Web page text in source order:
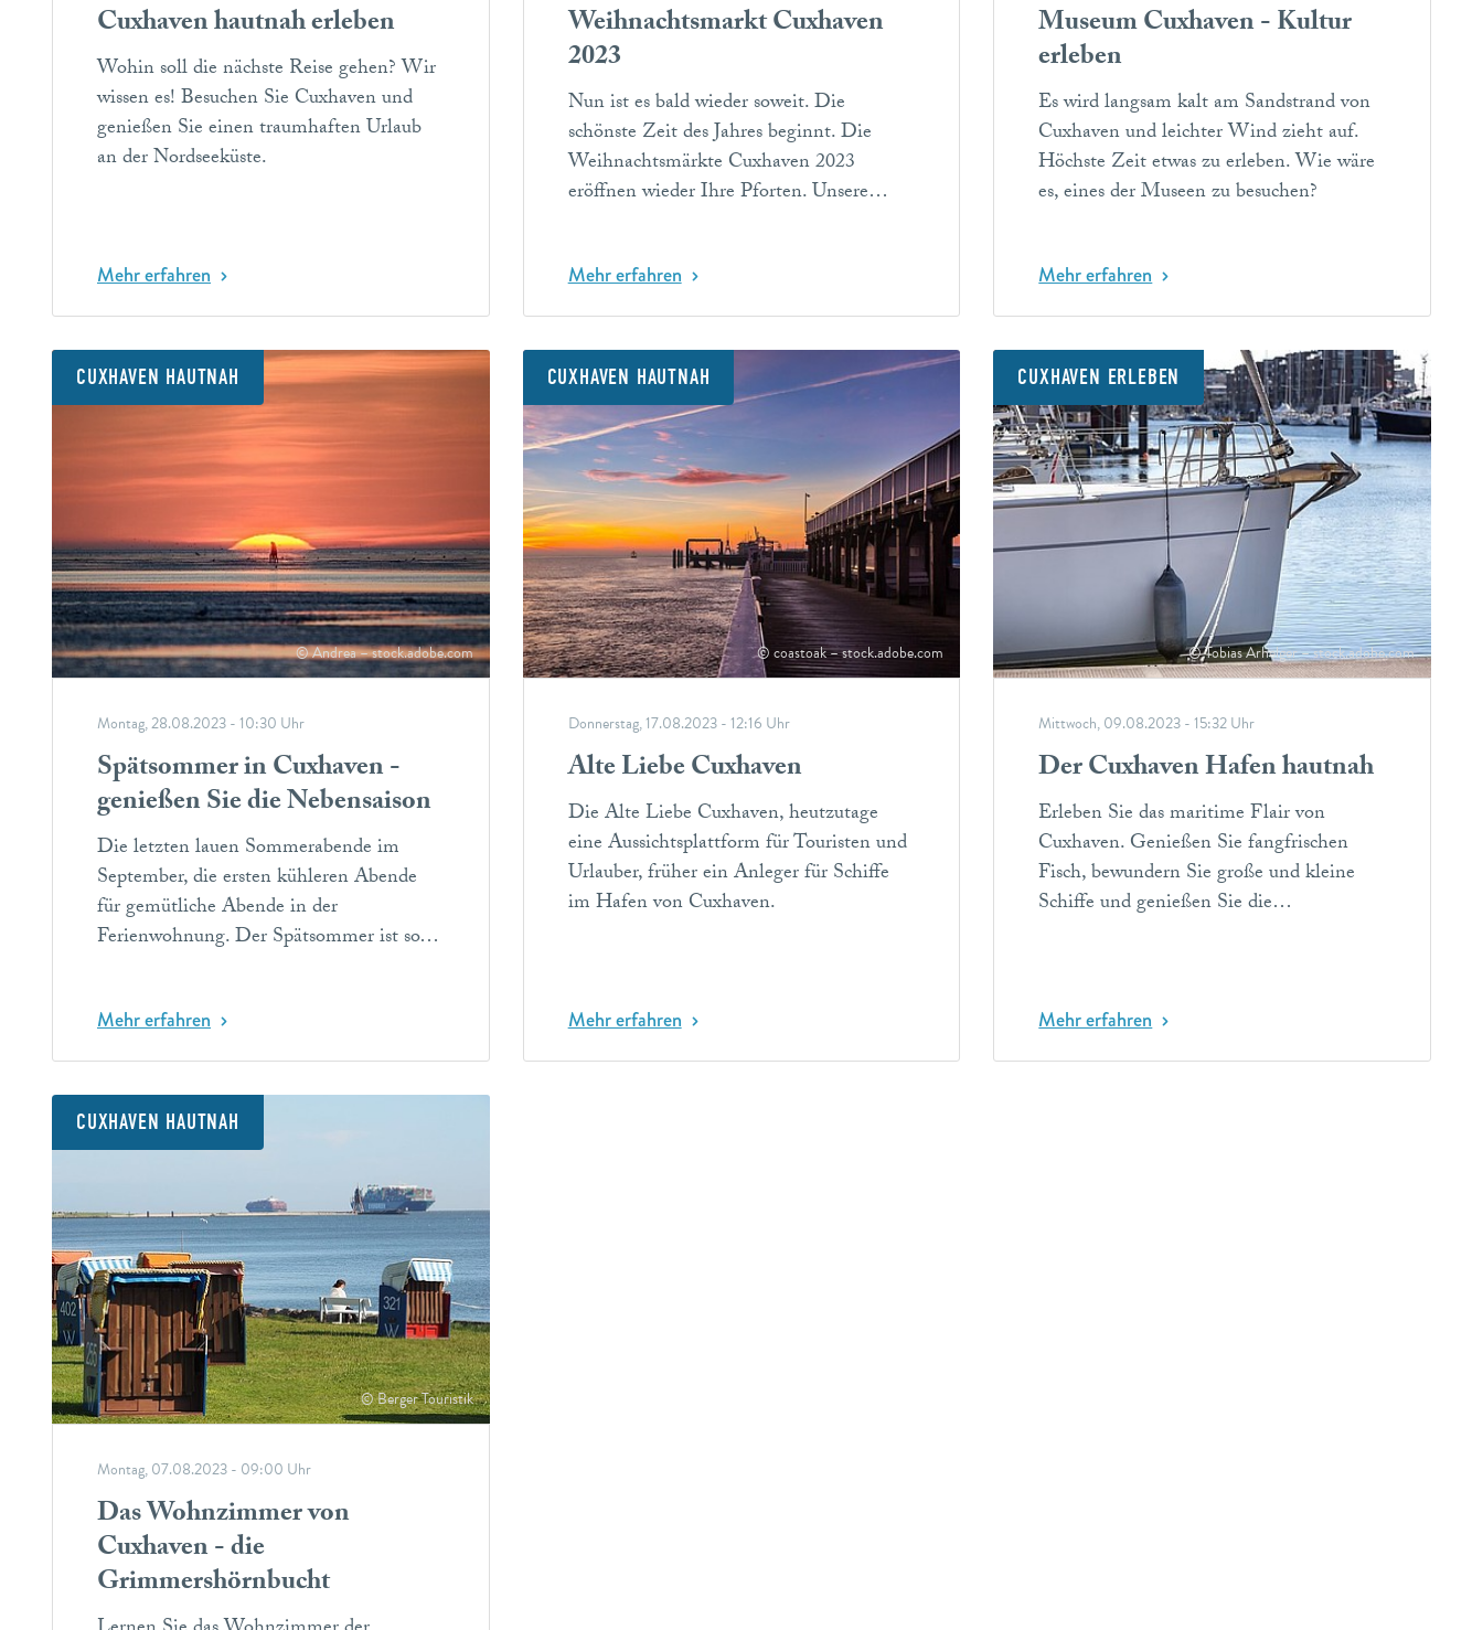
Cuxhaven hautnah erleben
Wohin soll die nächste Reise gehen? Wir
wissen es! Besuchen Sie Cuxhaven und
genießen Sie einen traumhaften Urlaub
an der Nordseeküste.
Mehr erfahren
Weihnachtsmarkt Cuxhaven
2023
Nun ist es bald wieder soweit. Die
schönste Zeit des Jahres beginnt. Die
Weihnachtsmärkte Cuxhaven 2023
eröffnen wieder Ihre Pforten. Unsere…
Mehr erfahren
Museum Cuxhaven - Kultur
erleben
Es wird langsam kalt am Sandstrand von
Cuxhaven und leichter Wind zieht auf.
Höchste Zeit etwas zu erleben. Wie wäre
es, eines der Museen zu besuchen?
Mehr erfahren
CUXHAVEN HAUTNAH
© Andrea – stock.adobe.com
Montag, 28.08.2023 - 10:30 Uhr
Spätsommer in Cuxhaven -
genießen Sie die Nebensaison
Die letzten lauen Sommerabende im
September, die ersten kühleren Abende
für gemütliche Abende in der
Ferienwohnung. Der Spätsommer ist so…
Mehr erfahren
CUXHAVEN HAUTNAH
© coastoak – stock.adobe.com
Donnerstag, 17.08.2023 - 12:16 Uhr
Alte Liebe Cuxhaven
Die Alte Liebe Cuxhaven, heutzutage
eine Aussichtsplattform für Touristen und
Urlauber, früher ein Anleger für Schiffe
im Hafen von Cuxhaven.
Mehr erfahren
CUXHAVEN ERLEBEN
© Tobias Arhelger – stock.adobe.com
Mittwoch, 09.08.2023 - 15:32 Uhr
Der Cuxhaven Hafen hautnah
Erleben Sie das maritime Flair von
Cuxhaven. Genießen Sie fangfrischen
Fisch, bewundern Sie große und kleine
Schiffe und genießen Sie die…
Mehr erfahren
CUXHAVEN HAUTNAH
© Berger Touristik
Montag, 07.08.2023 - 09:00 Uhr
Das Wohnzimmer von
Cuxhaven - die
Grimmershörnbucht